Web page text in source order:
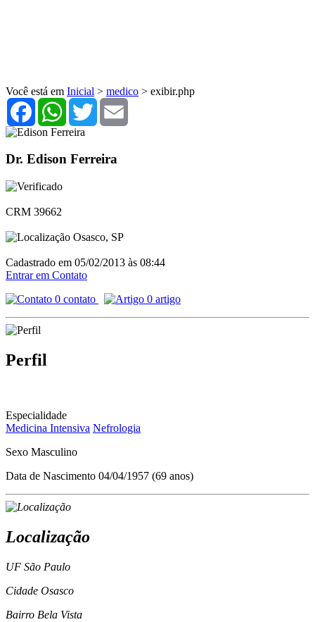
Você está em Inicial > medico > exibir.php
FacebookWhatsAppTwitter
Dr. Edison Ferreira
CRM 39662
Osasco, SP
Cadastrado em 05/02/2013 às 08:44
Entrar em Contato
0 contato
0 artigo
Perfil
Especialidade
Medicina Intensiva Nefrologia
Sexo Masculino
Data de Nascimento 04/04/1957 (69 anos)
Localização
UF São Paulo
Cidade Osasco
Bairro Bela Vista